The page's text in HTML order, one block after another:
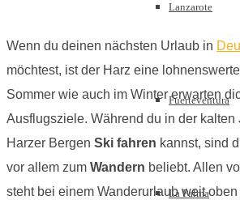
Lanzarote
Fuerteventura
La Palma
Wenn du deinen nächsten Urlaub in
möchtest, ist der Harz eine
Sommer wie auch im Winter erwarten
Ausflugsziele. Während du in der kalten
Harzer Bergen Ski fahren kannst, sind
vor allem zum Wandern beliebt. Allen
steht bei einem Wanderurlaub weit